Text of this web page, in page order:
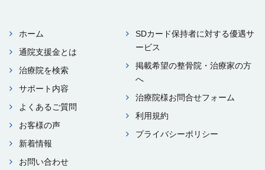
ホーム
通院⽀援⾦とは
治療院を検索
サポート内容
よくあるご質問
お客様の声
新着情報
お問い合わせ
SDカード保持者に対する優遇サ
ービス
掲載希望の整⾻院・治療家の⽅
へ
治療院様お問合せフォーム
利⽤規約
プライバシーポリシー